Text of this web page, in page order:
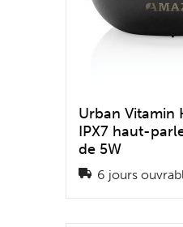
Urban Vitamin
IPX7 haut-
de 5W
6 jours